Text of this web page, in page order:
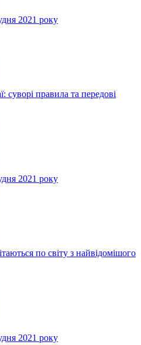
2021 року
суворі правила та передові
2021 року
по світу з найвідомішого
2021 року